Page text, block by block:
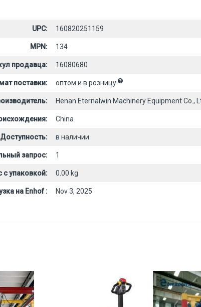
UPC: 160820251159
MPN: 134
продавца: 16080680
поставки: оптом и в розницу
Henan Eternalwin Machinery Equipment Co.,
China
Доступность: в наличии
запрос: 1
с упаковкой: 0.00 kg
на Enhof : Nov 3, 2025